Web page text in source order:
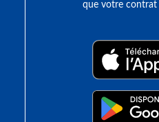
que votre contrat